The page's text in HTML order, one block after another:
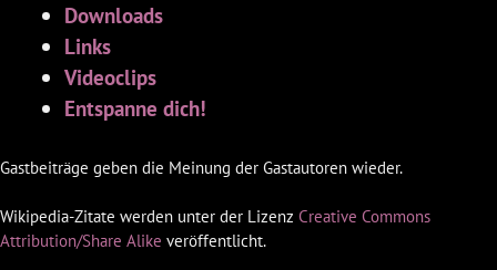
Downloads
Links
Videoclips
Entspanne dich!
Gastbeiträge geben die Meinung der Gastautoren wieder.
Wikipedia-Zitate werden unter der Lizenz Creative Commons
Attribution/Share Alike veröffentlicht.